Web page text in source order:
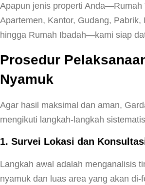
Apapun jenis properti Anda—Rumah
Apartemen, Kantor, Gudang, Pabrik,
hingga Rumah Ibadah—kami siap
Prosedur
Nyamuk
Agar hasil maksimal dan aman,
mengikuti langkah-langkah
1. Survei Lokasi dan
Langkah awal adalah menganalisis
nyamuk dan luas area yang akan di-